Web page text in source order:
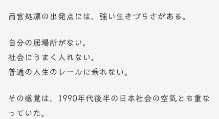
雨宮処凛の出発点には、強い生きづらさがある。
自分の居場所がない。
社会にうまく入れない。
普通の人生のレールに乗れない。
その感覚は、1990年代後半の日本社会の空気とも重な
っていた。